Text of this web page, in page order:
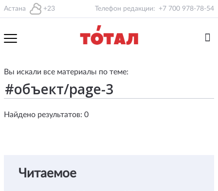
Астана +23 Телефон редакции: +7 700 978-78-54
Вы искали все материалы по теме:
Найдено результатов: 0
Читаемое